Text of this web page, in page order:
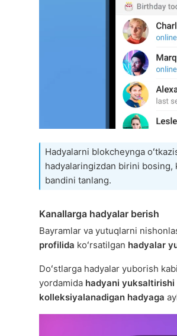
Hadyalarni blokcheynga
hadyalaringizdan birini bosing,
bandini tanlang.
Kanallarga hadyalar berish
Bayramlar va yutuqlarni
profilida koʻrsatilgan hadyalar
Doʻstlarga hadyalar yuborish
yordamida hadyani yuksaltirishi
kolleksiyalanadigan hadyaga